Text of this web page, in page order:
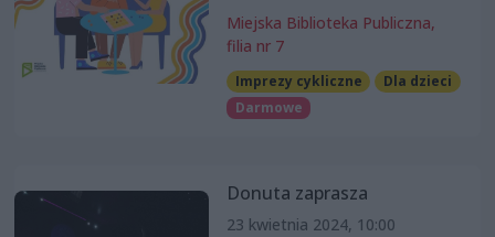
Miejska Biblioteka Publiczna,
filia nr 7
Imprezy cykliczne
Dla dzieci
Darmowe
Donuta zaprasza
23 kwietnia 2024, 10:00